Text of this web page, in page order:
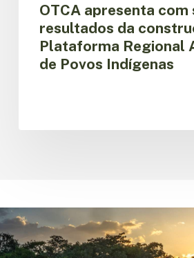
Povos
Indígenas
OTCA apresenta com
resultados da
Plataforma Regional
de Povos Indígenas